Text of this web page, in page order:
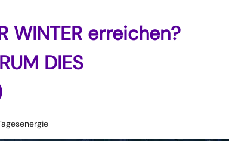
WINTER erreichen?
DIES